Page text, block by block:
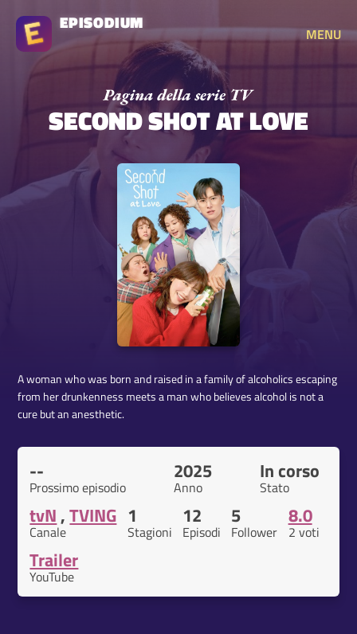
EPISODIUM
MENU
SECOND SHOT AT LOVE
A woman who was born and raised in a family of alcoholics escaping
from her drunkenness meets a man who believes alcohol is not a
cure but an anesthetic.
--
Prossimo episodio
2025
Anno
In corso
Stato
tvN,TVING
Canale
1
Stagioni
12
Episodi
5
Follower
8.0
2 voti
Trailer
YouTube